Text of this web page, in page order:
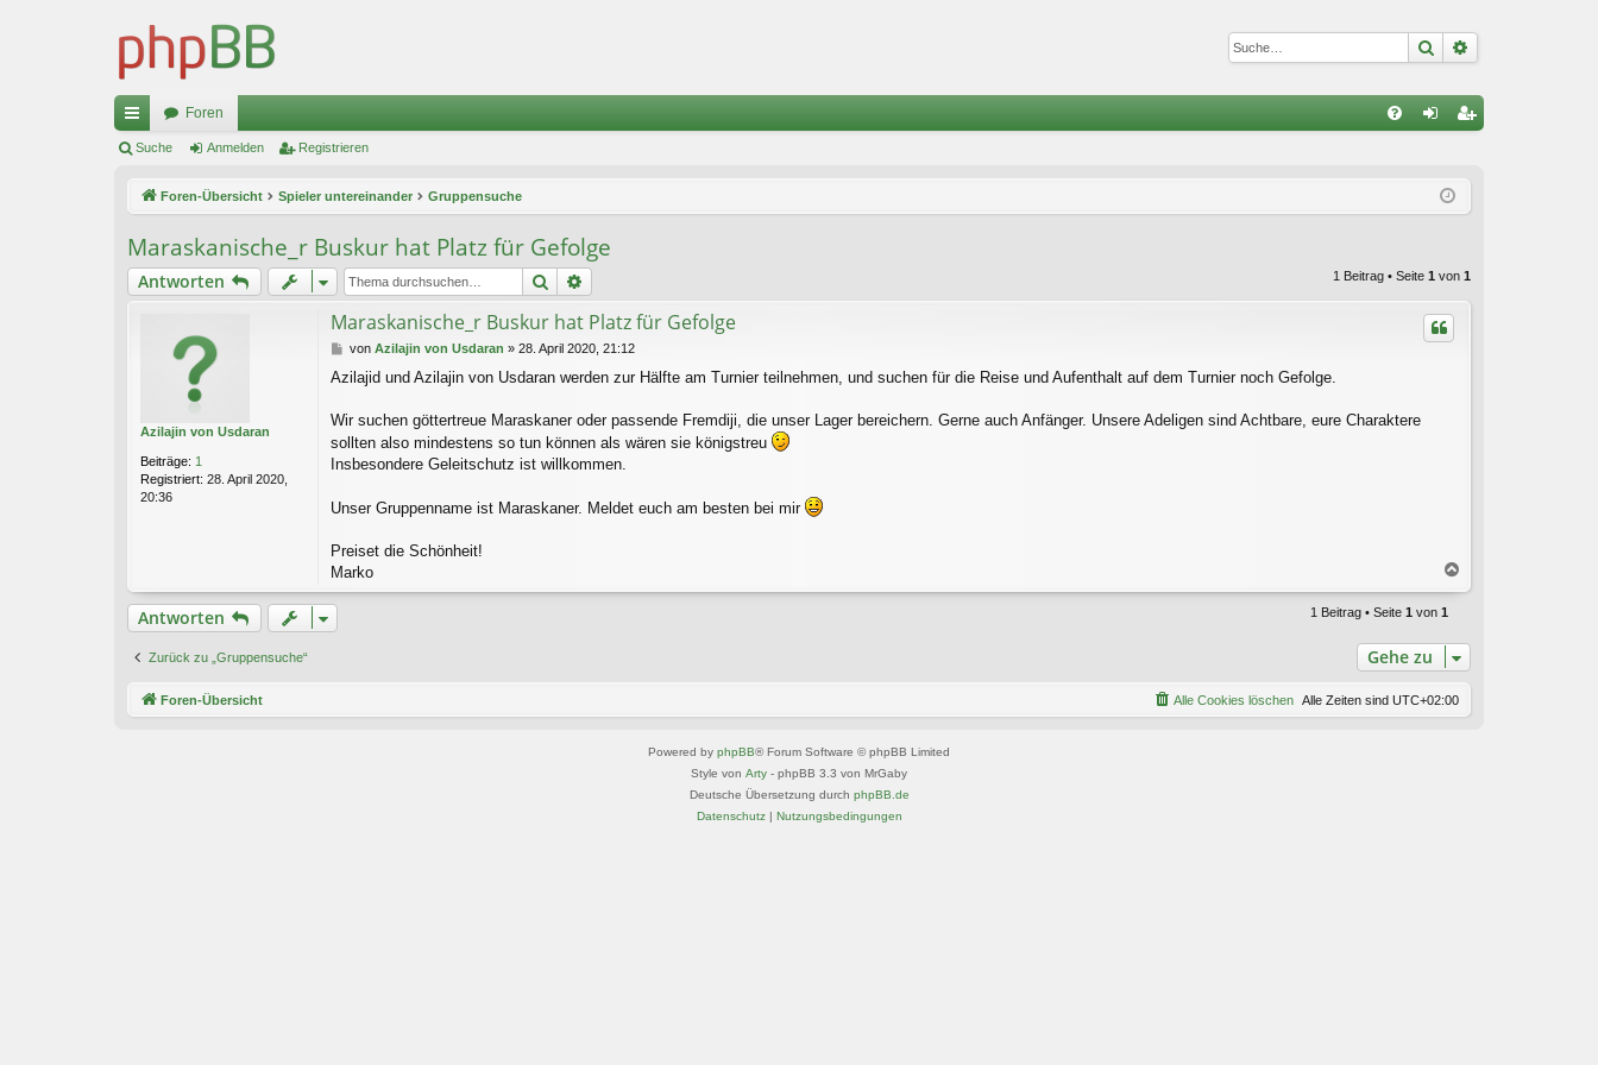
Suche
ch
ug
riff
Foren
ist
Suche Anmelden Registrieren
Foren-Übersicht Spieler untereinander Gruppensuche
Maraskanische_r Buskur hat Platz für Gefolge
Antworten Suche 1 Beitrag • Seite 1 von 1
Azilajin von Usdaran
Beiträge: 1
Registriert: 28. April 2020,
20:36
Maraskanische_r Buskur hat Platz für Gefolge
B
i
r
a
von Azilajin von Usdaran » 28. April 2020, 21:12
Azilajid und Azilajin von Usdaran werden zur Hälfte am Turnier teilnehmen, und suchen für die Reise und Aufenthalt auf dem Turnier noch Gefolge.
Wir suchen göttertreue Maraskaner oder passende Fremdiji, die unser Lager bereichern. Gerne auch Anfänger. Unsere Adeligen sind Achtbare, eure Charaktere
sollten also mindestens so tun können als wären sie königstreu
Insbesondere Geleitschutz ist willkommen.
Unser Gruppenname ist Maraskaner. Meldet euch am besten bei mir
Preiset die Schönheit!
Marko
a
o
b
e
Antworten 1 Beitrag • Seite 1 von 1
Zurück zu „Gruppensuche“ Gehe zu
Foren-Übersicht Alle Zeiten sind UTC+02:00
Alle Cookies löschen
Powered by phpBB® Forum Software © phpBB Limited
Style von Arty - phpBB 3.3 von MrGaby
Deutsche Übersetzung durch phpBB.de
Datenschutz| Nutzungsbedingungen